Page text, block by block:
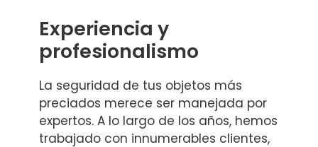
Experiencia y
profesionalismo
La seguridad de tus objetos más
preciados merece ser manejada por
expertos. A lo largo de los años, hemos
trabajado con innumerables clientes,